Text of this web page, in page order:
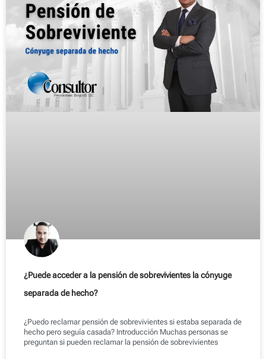
¿Puede acceder a la pensión de sobrevivientes la cónyuge
separada de hecho?
¿Puedo reclamar pensión de sobrevivientes si estaba separada de
hecho pero seguía casada? Introducción Muchas personas se
preguntan si pueden reclamar la pensión de sobrevivientes